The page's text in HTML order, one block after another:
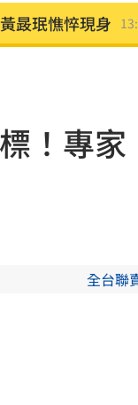
晸珉憔悴現身
玩家疑落跑了
「整顆愛文」
股3強
體恐出問題
察身上下場曝
！專
全台聯